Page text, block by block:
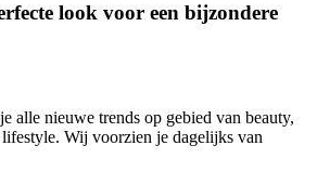
look voor een bijzondere
alle nieuwe trends op gebied van beauty,
Wij voorzien je dagelijks van